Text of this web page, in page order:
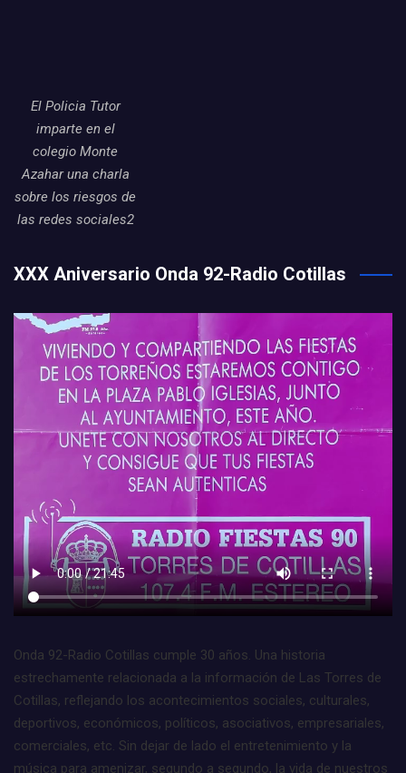
El Policia Tutor
imparte en el
colegio Monte
Azahar una charla
sobre los riesgos de
las redes sociales2
XXX Aniversario Onda 92-Radio Cotillas
Onda 92-Radio Cotillas cumple 30 años. Una historia
estrechamente relacionada a la información de Las Torres de
Cotillas, reflejando los acontecimientos sociales, culturales,
deportivos, económicos, políticos, asociativos, empresariales,
comerciales, etc. Sin dejar de lado el entretenimiento y la
música para amenizar, segundo a segundo, la vida de nuestros